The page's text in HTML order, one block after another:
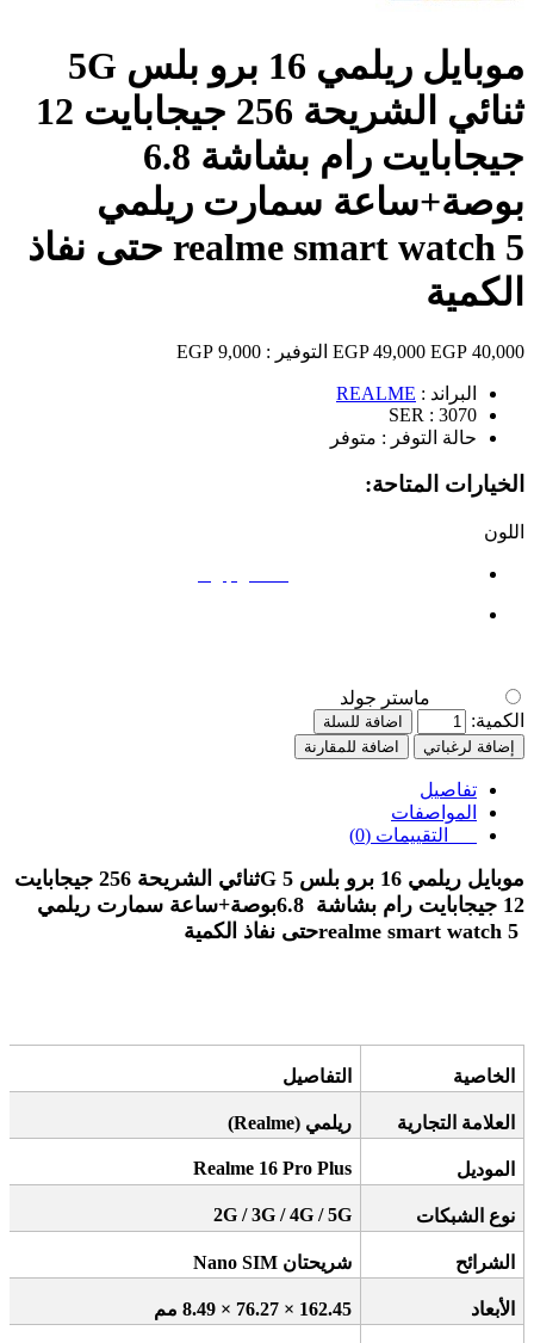
موبايل ريلمي 16 برو بلس 5G
ثنائي الشريحة 256 جيجابايت 12
جيجابايت رام بشاشة 6.8
بوصة+ساعة سمارت ريلمي
realme smart watch 5 حتى نفاذ
الكمية
40,000 EGP
49,000 EGP التوفير : 9,000 EGP
البراند : REALME
SER : 3070
حالة التوفر : متوفر
الخيارات المتاحة:
اللون
ماستر جولد
الكمية:
اضافة للسلة
إضافة لرغباتي
اضافة للمقارنة
تفاصيل
المواصفات
التقييمات (0)
موبايل ريلمي 16 برو بلس 5 G
ثنائي الشريحة 256 جيجابايت
12 جيجابايت رام بشاشة
6.8بوصة+ساعة سمارت ريلمي
realme smart watch 5حتى نفاذ الكمية
الخاصية التفاصيل
العلامة التجارية ريلمي (Realme)
الموديل Realme 16 ProPlus
نوع الشبكات 2G / 3G / 4G / 5G
الشرائح شريحتان Nano SIM
الأبعاد 162.45 × 76.27 × 8.49 مم